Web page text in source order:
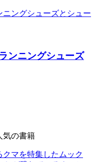
ンニングシューズ
気の書籍